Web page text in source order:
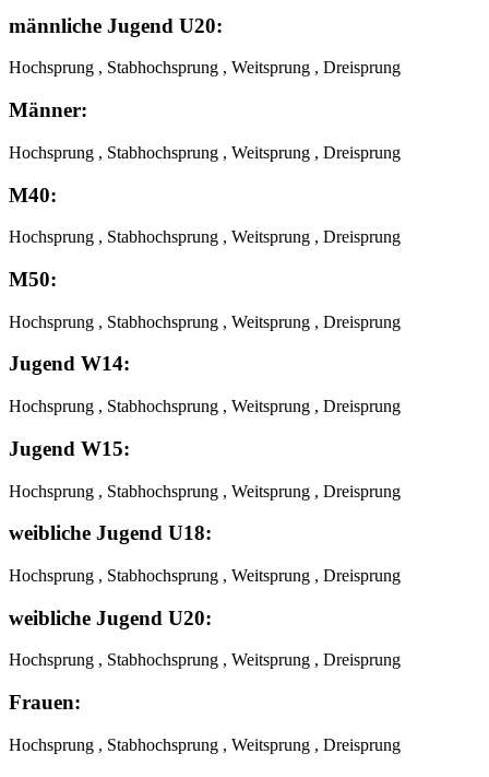
männliche Jugend U20:
Hochsprung , Stabhochsprung , Weitsprung , Dreisprung
Männer:
Hochsprung , Stabhochsprung , Weitsprung , Dreisprung
M40:
Hochsprung , Stabhochsprung , Weitsprung , Dreisprung
M50:
Hochsprung , Stabhochsprung , Weitsprung , Dreisprung
Jugend W14:
Hochsprung , Stabhochsprung , Weitsprung , Dreisprung
Jugend W15:
Hochsprung , Stabhochsprung , Weitsprung , Dreisprung
weibliche Jugend U18:
Hochsprung , Stabhochsprung , Weitsprung , Dreisprung
weibliche Jugend U20:
Hochsprung , Stabhochsprung , Weitsprung , Dreisprung
Frauen:
Hochsprung , Stabhochsprung , Weitsprung , Dreisprung